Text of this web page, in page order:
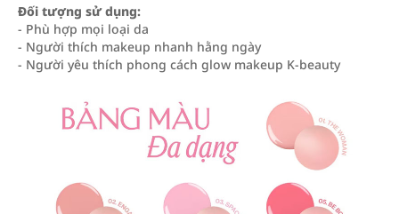
Đối tượng sử dụng:
- Phù hợp mọi loại da
- Người thích makeup nhanh hằng ngày
- Người yêu thích phong cách glow makeup K-beauty